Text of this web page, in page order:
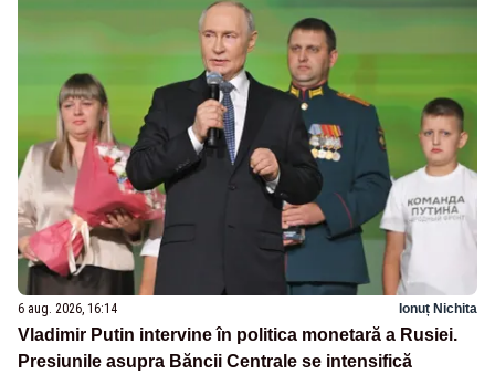
6 aug. 2026, 16:14 Ionuț Nichita
Vladimir Putin intervine în politica monetară a Rusiei.
Presiunile asupra Băncii Centrale se intensifică